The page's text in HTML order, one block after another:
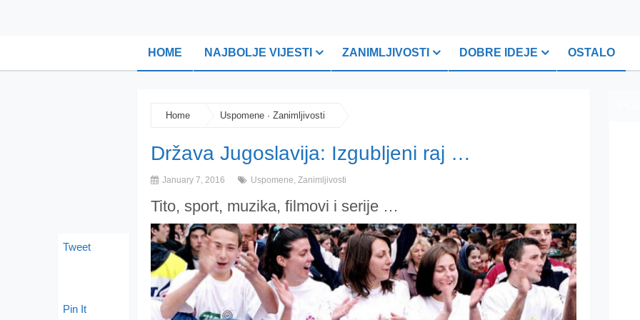
HOME NAJBOLJE VIJESTI ZANIMLJIVOSTI DOBRE IDEJE OSTALO
Home Uspomene · Zanimljivosti
Država Jugoslavija: Izgubljeni raj …
January 7, 2016 Uspomene, Zanimljivosti
Tito, sport, muzika, filmovi i serije …
Tweet
Pin It